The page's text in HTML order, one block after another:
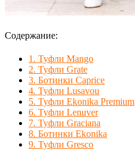
Содержание:
1. Туфли Mango
2. Туфли Grate
3. Ботинки Caprice
4. Туфли Lusavou
5. Туфли Ekonika Premium
6. Туфли Lenuver
7. Туфли Graciana
8. Ботинки Ekonika
9. Туфли Gresco